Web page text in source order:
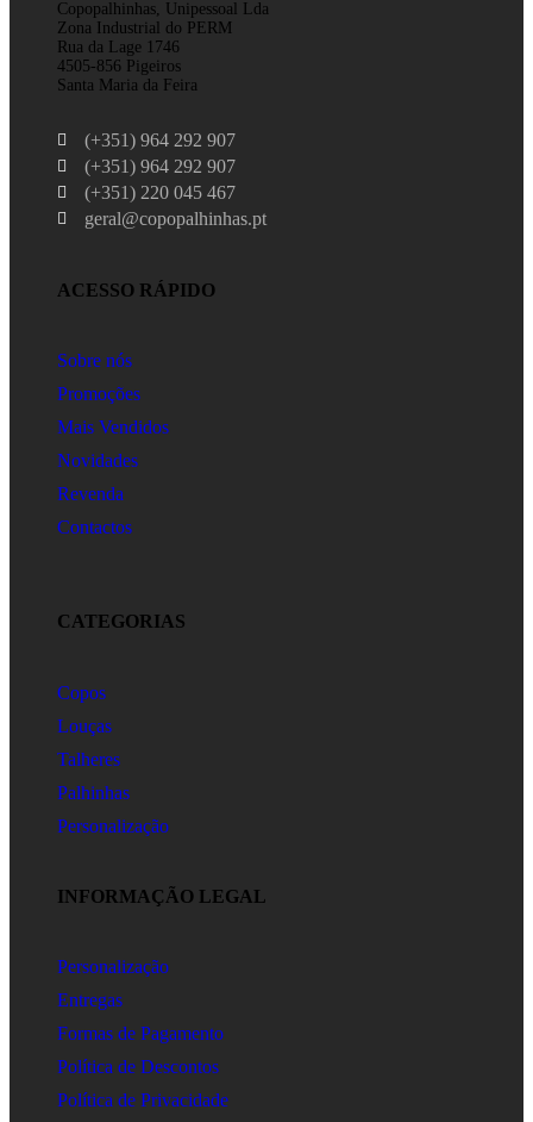
Copopalhinhas, Unipessoal Lda
Zona Industrial do PERM
Rua da Lage 1746
4505-856 Pigeiros
Santa Maria da Feira
(+351) 964 292 907
(+351) 964 292 907
(+351) 220 045 467
geral@copopalhinhas.pt
ACESSO RÁPIDO
Sobre nós
Promoções
Mais Vendidos
Novidades
Revenda
Contactos
CATEGORIAS
Copos
Louças
Talheres
Palhinhas
Personalização
INFORMAÇÃO LEGAL
Personalização
Entregas
Formas de Pagamento
Política de Descontos
Política de Privacidade